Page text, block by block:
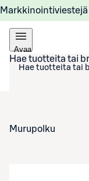
Markkinointiviestejä
Avaa
valikko
Hae tuotteita tai
Murupolku